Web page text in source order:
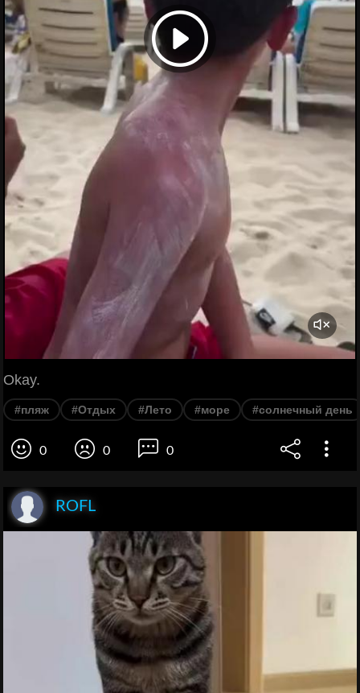
Okay.
#пляж #Отдых #Лето #море #солнечный день
0 0 0
ROFL